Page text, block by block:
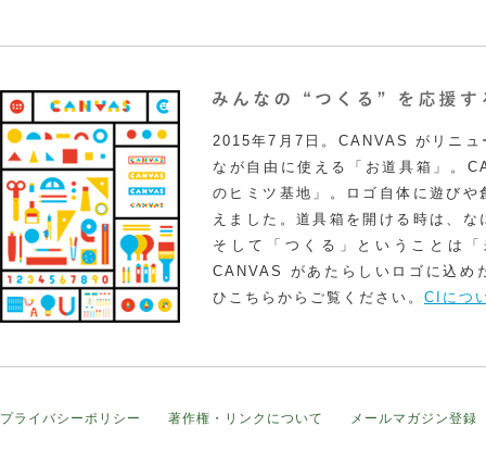
2015年7月7日。CANVAS がリニュ
なが自由に使える「お道具箱」。
のヒミツ基地」。ロゴ自体に遊び
えました。道具箱を開ける時は、
そして「つくる」ということは
CANVAS があたらしいロゴに込め
ひこちらからご覧ください。 CIにつ
プライバシーポリシー 著作権・リンクについて メールマガジン登録